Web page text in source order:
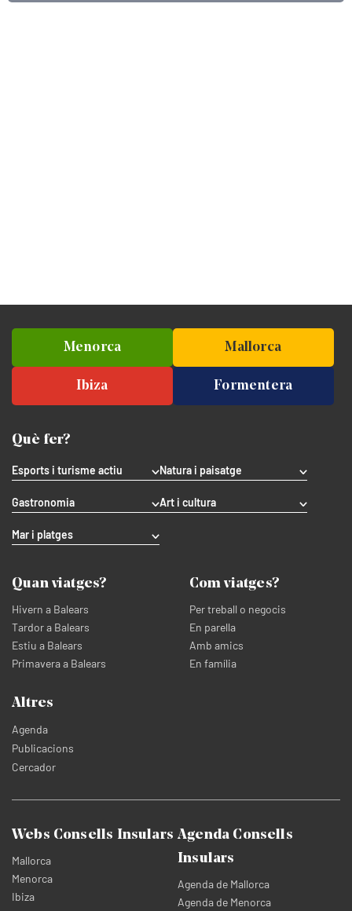
Menorca Mallorca
Ibiza Formentera
Què fer?
Esports i turisme actiu Natura i paisatge
Gastronomia Art i cultura
Mar i platges
Quan viatges?
Hivern a Balears
Tardor a Balears
Estiu a Balears
Primavera a Balears
Com viatges?
Per treball o negocis
En parella
Amb amics
En família
Altres
Agenda
Publicacions
Cercador
Webs Consells Insulars
Mallorca
Menorca
Ibiza
Agenda Consells
Insulars
Agenda de Mallorca
Agenda de Menorca